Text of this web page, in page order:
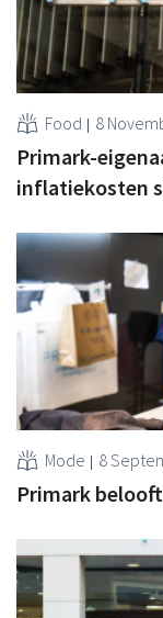
Food 8
Primark-
inflatiekosten
Mode 8
Primark